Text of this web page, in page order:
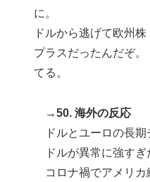
に。
ドルから逃げて欧州
プラスだったんだぞ
てる。
→50. 海外の反応
ドルとユーロの長
ドルが異常に強すぎ
コロナ禍でアメリ